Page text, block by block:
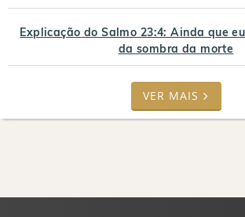
Explicação do Salmo 23:4: Ainda que
da sombra da morte
VER MAIS